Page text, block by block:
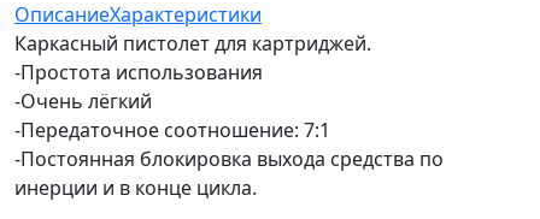
ОписаниеХарактеристики
Каркасный пистолет для картриджей.
-Простота использования
-Очень лёгкий
-Передаточное соотношение: 7:1
-Постоянная блокировка выхода средства по
инерции и в конце цикла.